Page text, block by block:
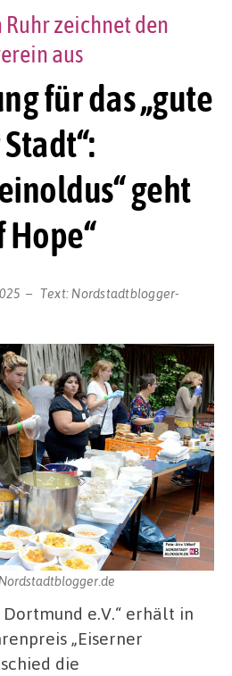
für das „gute
geht
Hope“
Ruhr zeichnet den
aus
Text: Nordstadtblogger-
e.V.“ erhält in
„Eiserner
die